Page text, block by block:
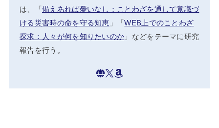
は、「備えあれば憂いなし：ことわざを通して意識づ
ける災害時の命を守る知恵 」「WEB上でのことわざ
探求：人々が何を知りたいのか 」などをテーマに研究
報告を行う。